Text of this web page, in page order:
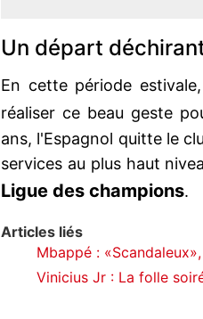
Un départ
En cette période
réaliser ce beau geste
ans, l'Espagnol quitte le
services au plus haut
Ligue des champions.
Articles liés
Mbappé :
Vinicius Jr : La folle